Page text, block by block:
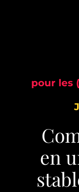
pour les
en